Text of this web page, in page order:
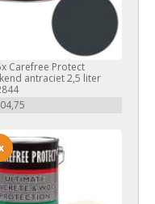
Carefree Protect
antraciet 2,5 liter